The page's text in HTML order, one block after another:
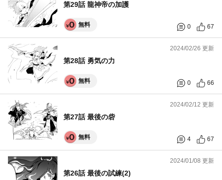
第29話 龍神帝の加護
無料 0 67
2024/02/26 更新
第28話 勇気の力
無料 0 66
2024/02/12 更新
第27話 最後の砦
無料 4 67
2024/01/08 更新
第26話 最後の試練(2)